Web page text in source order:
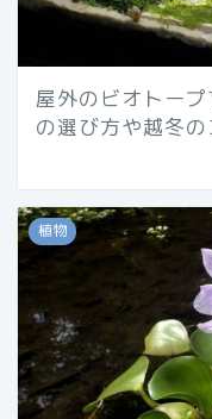
屋外のビオトー
の選び方や越冬の
植物